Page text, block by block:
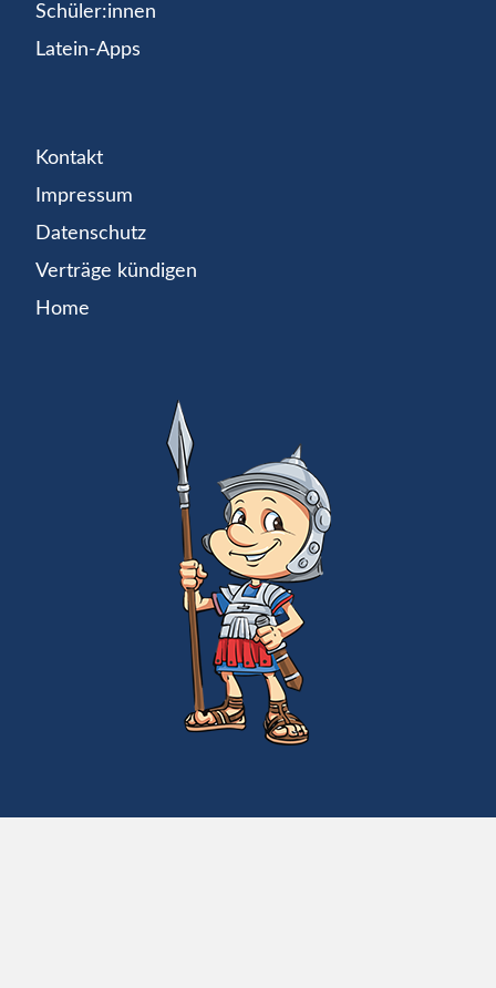
Schüler:innen
Latein-Apps
Kontakt
Impressum
Datenschutz
Verträge kündigen
Home